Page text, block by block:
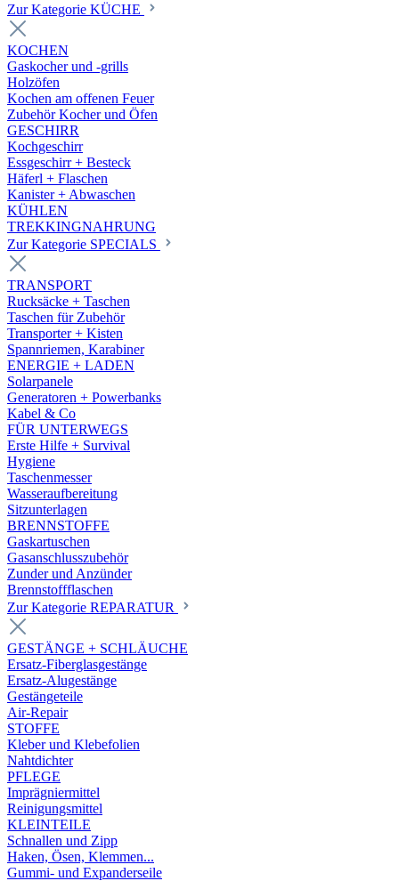
Zur Kategorie KÜCHE
KOCHEN
Gaskocher und -grills
Holzöfen
Kochen am offenen Feuer
Zubehör Kocher und Öfen
GESCHIRR
Kochgeschirr
Essgeschirr + Besteck
Häferl + Flaschen
Kanister + Abwaschen
KÜHLEN
TREKKINGNAHRUNG
Zur Kategorie SPECIALS
TRANSPORT
Rucksäcke + Taschen
Taschen für Zubehör
Transporter + Kisten
Spannriemen, Karabiner
ENERGIE + LADEN
Solarpanele
Generatoren + Powerbanks
Kabel & Co
FÜR UNTERWEGS
Erste Hilfe + Survival
Hygiene
Taschenmesser
Wasseraufbereitung
Sitzunterlagen
BRENNSTOFFE
Gaskartuschen
Gasanschlusszubehör
Zunder und Anzünder
Brennstoffflaschen
Zur Kategorie REPARATUR
GESTÄNGE + SCHLÄUCHE
Ersatz-Fiberglasgestänge
Ersatz-Alugestänge
Gestängeteile
Air-Repair
STOFFE
Kleber und Klebefolien
Nahtdichter
PFLEGE
Imprägniermittel
Reinigungsmittel
KLEINTEILE
Schnallen und Zipp
Haken, Ösen, Klemmen...
Gummi- und Expanderseile